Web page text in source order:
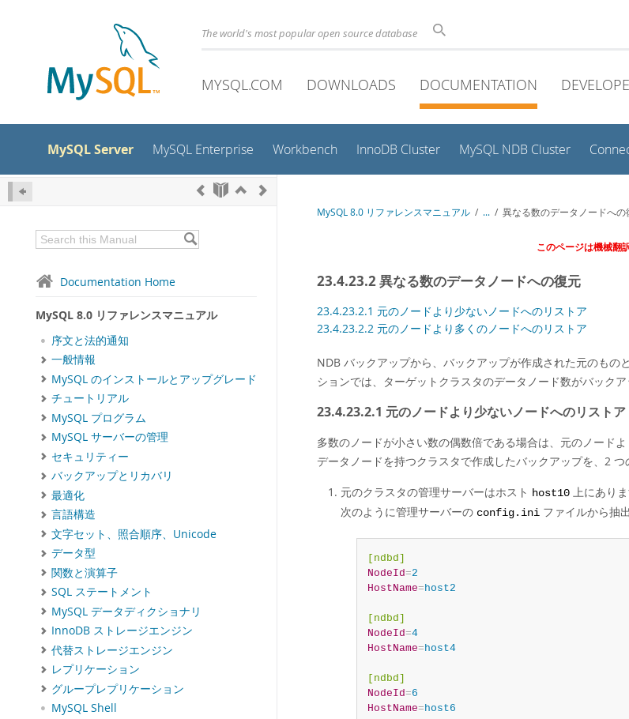
The world's most popular open source database
MYSQL.COM DOWNLOADS DOCUMENTATION
MySQL Server MySQL Enterprise Workbench InnoDB Cluster MySQL NDB Cluster
Documentation Home
MySQL 8.0 リファレンスマニュアル
序文と法的通知
一般情報
MySQL のインストールとアップグレード
チュートリアル
MySQL プログラム
MySQL サーバーの管理
セキュリティー
バックアップとリカバリ
最適化
言語構造
文字セット、照合順序、Unicode
データ型
関数と演算子
SQL ステートメント
MySQL データディクショナリ
InnoDB ストレージエンジン
代替ストレージエンジン
レプリケーション
グループレプリケーション
MySQL Shell
MySQL 8.0 リファレンスマニュアル / ... / 異なる数のデータノードへの
このページは機械翻
23.4.23.2 異なる数のデータノードへの復元
23.4.23.2.1 元のノードより少ないノードへのリストア
23.4.23.2.2 元のノードより多くのノードへのリストア
NDB バックアップから、バックアップが作成された元のも
ションでは、ターゲットクラスタのデータノード数がバック
23.4.23.2.1 元のノードより少ないノードへのリストア
多数のノードが小さい数の偶数倍である場合は、元のノード
データノードを持つクラスタで作成したバックアップを、2 つ
元のクラスタの管理サーバーはホスト host10 上にあり
次のように管理サーバーの config.ini ファイルから抽
[ndbd]
NodeId=2
HostName=host2
[ndbd]
NodeId=4
HostName=host4
[ndbd]
NodeId=6
HostName=host6